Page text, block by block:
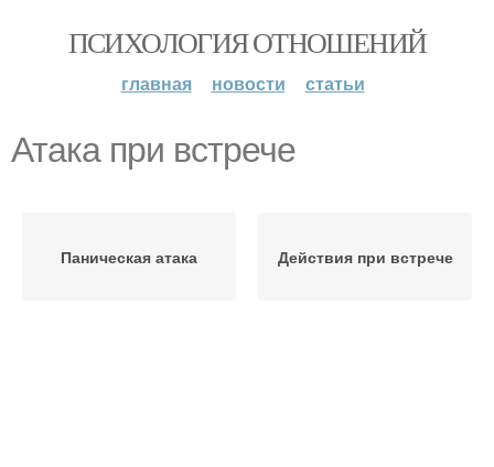
ПСИХОЛОГИЯ ОТНОШЕНИЙ
главная новости статьи
Атака при встрече
Паническая атака Действия при встрече